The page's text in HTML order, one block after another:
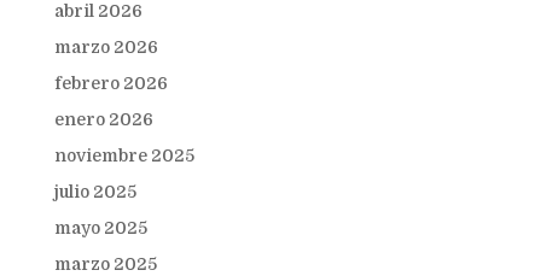
abril 2026
marzo 2026
febrero 2026
enero 2026
noviembre 2025
julio 2025
mayo 2025
marzo 2025